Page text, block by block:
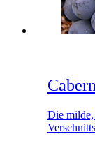
Die milde,